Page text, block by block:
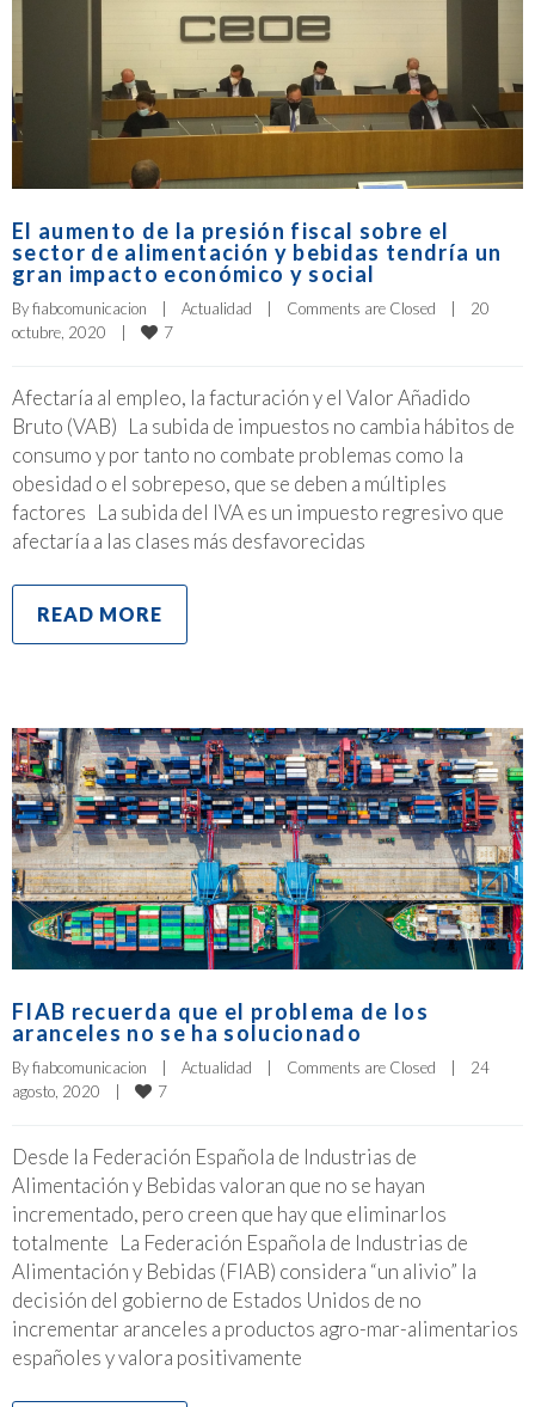
El aumento de la presión fiscal sobre el
sector de alimentación y bebidas tendría un
gran impacto económico y social
By fiabcomunicacion Actualidad Comments are Closed
20
octubre, 2020
7
Afectaría al empleo, la facturación y el Valor Añadido
Bruto (VAB) La subida de impuestos no cambia hábitos de
consumo y por tanto no combate problemas como la
obesidad o el sobrepeso, que se deben a múltiples
factores La subida del IVA es un impuesto regresivo que
afectaría a las clases más desfavorecidas
READ MORE
FIAB recuerda que el problema de los
aranceles no se ha solucionado
By fiabcomunicacion Actualidad Comments are Closed
24
agosto, 2020
7
Desde la Federación Española de Industrias de
Alimentación y Bebidas valoran que no se hayan
incrementado, pero creen que hay que eliminarlos
totalmente La Federación Española de Industrias de
Alimentación y Bebidas (FIAB) considera “un alivio” la
decisión del gobierno de Estados Unidos de no
incrementar aranceles a productos agro-mar-alimentarios
españoles y valora positivamente